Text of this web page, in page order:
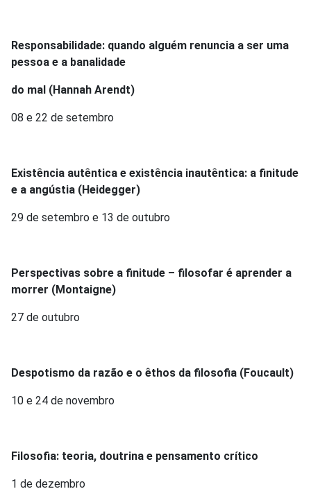
Responsabilidade: quando alguém renuncia a ser uma
pessoa e a banalidade
do mal (Hannah Arendt)
08 e 22 de setembro
Existência autêntica e existência inautêntica: a finitude
e a angústia (Heidegger)
29 de setembro e 13 de outubro
Perspectivas sobre a finitude – filosofar é aprender a
morrer (Montaigne)
27 de outubro
Despotismo da razão e o êthos da filosofia (Foucault)
10 e 24 de novembro
Filosofia: teoria, doutrina e pensamento crítico
1 de dezembro